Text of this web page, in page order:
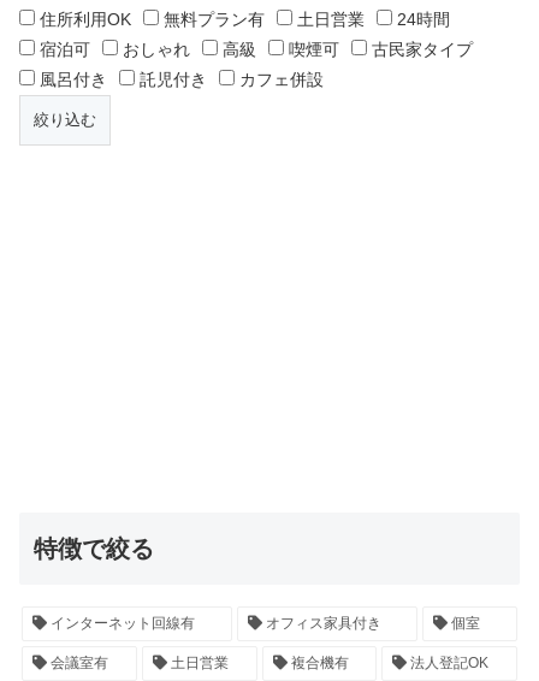
住所利用OK
無料プラン有 土日営業
24時間
宿泊可
おしゃれ 高級 喫煙可
古民家タイプ
風呂付き
託児付き カフェ併設
特徴で絞る
インターネット回線有 オフィス家具付き 個室
会議室有 土日営業 複合機有 法人登記OK